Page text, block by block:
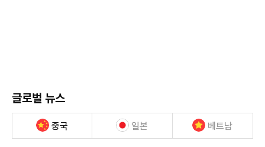
글로벌 뉴스
중국 일본 베트남